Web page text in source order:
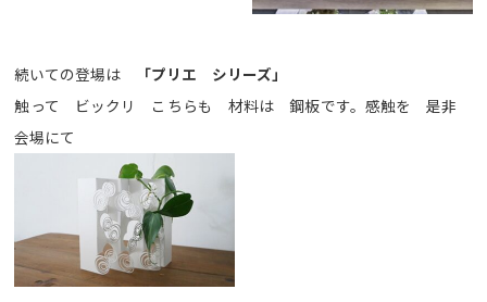
続いての登場は
「プリエ シリーズ」
触って ビックリ こちらも 材料は 鋼板です。感触を 是非
会場にて